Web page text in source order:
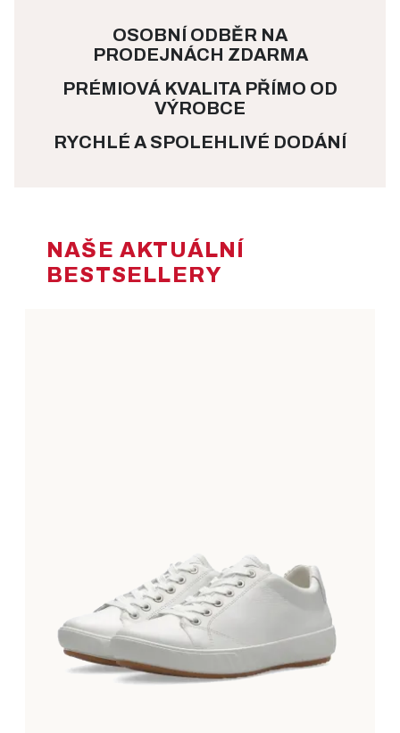
OSOBNÍ ODBĚR NA
PRODEJNÁCH ZDARMA
PRÉMIOVÁ KVALITA PŘÍMO OD
VÝROBCE
RYCHLÉ A SPOLEHLIVÉ DODÁNÍ
NAŠE AKTUÁLNÍ
BESTSELLERY